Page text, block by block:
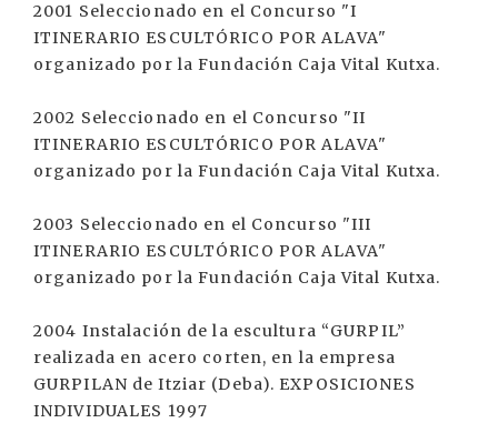
2001 Seleccionado en el Concurso "I
ITINERARIO ESCULTÓRICO POR ALAVA"
organizado por la Fundación Caja Vital Kutxa.
2002 Seleccionado en el Concurso "II
ITINERARIO ESCULTÓRICO POR ALAVA"
organizado por la Fundación Caja Vital Kutxa.
2003 Seleccionado en el Concurso "III
ITINERARIO ESCULTÓRICO POR ALAVA"
organizado por la Fundación Caja Vital Kutxa.
2004 Instalación de la escultura “GURPIL”
realizada en acero corten, en la empresa
GURPILAN de Itziar (Deba). EXPOSICIONES
INDIVIDUALES 1997